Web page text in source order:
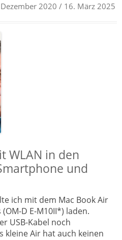
2020 / 16. März 2025
WLAN in den
und
ich mit dem Mac Book Air
D E-M10II*) laden.
USB-Kabel noch
kleine Air hat auch keinen